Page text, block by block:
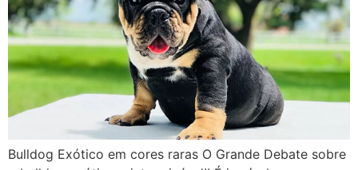
Bulldog Exótico em cores raras O Grande Debate sobre